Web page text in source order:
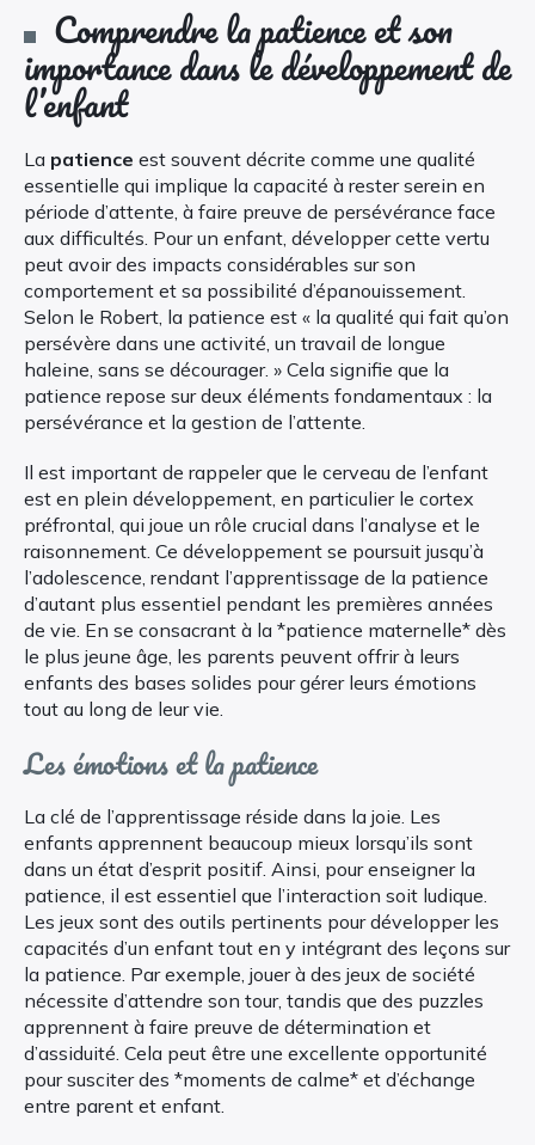
Comprendre la patience et son
importance dans le développement de
l’enfant
La patience est souvent décrite comme une qualité
essentielle qui implique la capacité à rester serein en
période d’attente, à faire preuve de persévérance face
aux difficultés. Pour un enfant, développer cette vertu
peut avoir des impacts considérables sur son
comportement et sa possibilité d’épanouissement.
Selon le Robert, la patience est « la qualité qui fait qu’on
persévère dans une activité, un travail de longue
haleine, sans se décourager. » Cela signifie que la
patience repose sur deux éléments fondamentaux : la
persévérance et la gestion de l’attente.
Il est important de rappeler que le cerveau de l’enfant
est en plein développement, en particulier le cortex
préfrontal, qui joue un rôle crucial dans l’analyse et le
raisonnement. Ce développement se poursuit jusqu’à
l’adolescence, rendant l’apprentissage de la patience
d’autant plus essentiel pendant les premières années
de vie. En se consacrant à la *patience maternelle* dès
le plus jeune âge, les parents peuvent offrir à leurs
enfants des bases solides pour gérer leurs émotions
tout au long de leur vie.
Les émotions et la patience
La clé de l’apprentissage réside dans la joie. Les
enfants apprennent beaucoup mieux lorsqu’ils sont
dans un état d’esprit positif. Ainsi, pour enseigner la
patience, il est essentiel que l’interaction soit ludique.
Les jeux sont des outils pertinents pour développer les
capacités d’un enfant tout en y intégrant des leçons sur
la patience. Par exemple, jouer à des jeux de société
nécessite d’attendre son tour, tandis que des puzzles
apprennent à faire preuve de détermination et
d’assiduité. Cela peut être une excellente opportunité
pour susciter des *moments de calme* et d’échange
entre parent et enfant.